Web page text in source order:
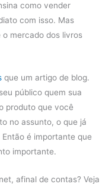
como vender
com isso. Mas
mercado dos livros
que um artigo de blog.
público quem sua
produto que você
no assunto, o que já
é importante que
importante.
afinal de contas? Veja